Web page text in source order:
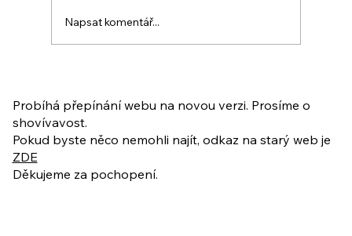
ukázkové lekce
Napsat komentář...
Probíhá přepínání webu na novou verzi. Prosíme o
shovívavost.
Pokud byste něco nemohli najít, odkaz na starý web je
ZDE
Děkujeme za pochopení.